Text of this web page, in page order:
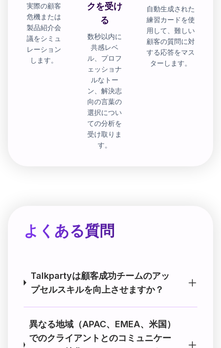
実際の顧客
危機または
製品紹介会
議をシミュ
レーション
します。
クを受け
る
数秒以内に
共感レベ
ル、プロフ
ェッショナ
ルなトー
ン、解決志
向の言葉の
選択につい
ての分析を
受け取りま
す。
自動生成された
練習カードを使
用して、難しい
顧客の質問に対
する応答をマス
ターします。
よくある質問
Talkpartyは顧客成功チームのアッ
プセルスキルを向上させますか？
異なる地域（APAC、EMEA、米国）
でのクライアントとのコミュニケー